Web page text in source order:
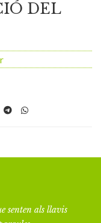
DEL
senten als llavis